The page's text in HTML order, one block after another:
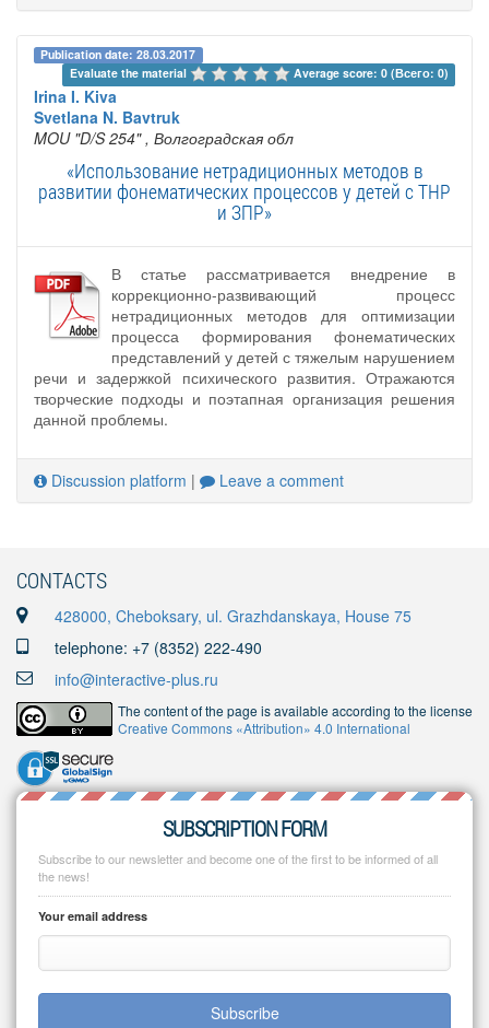
Publication date: 28.03.2017
Evaluate the material
Average score: 0 (Всего: 0)
Irina I. Kiva
Svetlana N. Bavtruk
MOU "D/S 254" , Волгоградская обл
«Использование нетрадиционных методов в
развитии фонематических процессов у детей с ТНР
и ЗПР»
В статье рассматривается внедрение в
коррекционно-развивающий процесс
нетрадиционных методов для оптимизации
процесса формирования фонематических
представлений у детей с тяжелым нарушением
речи и задержкой психического развития. Отражаются
творческие подходы и поэтапная организация решения
данной проблемы.
Discussion platform | Leave a comment
CONTACTS
428000, Cheboksary, ul. Grazhdanskaya, House 75
telephone: +7 (8352) 222-490
info@interactive-plus.ru
The content of the page is available according to the license
Creative Commons «Attribution» 4.0 International
SUBSCRIPTION FORM
Subscribe to our newsletter and become one of the first to be informed of all
the news!
Your email address
Subscribe